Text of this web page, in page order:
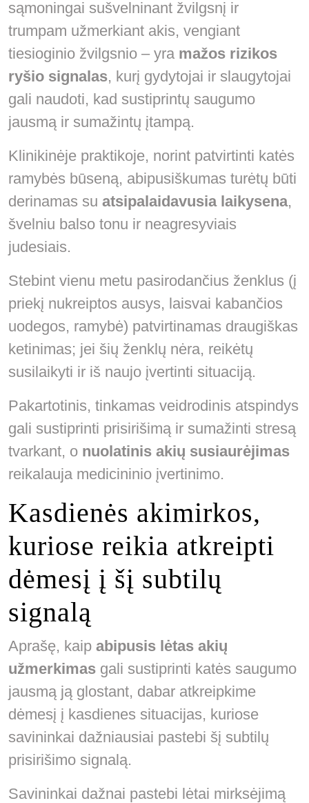
sąmoningai sušvelninant žvilgsnį ir
trumpam užmerkiant akis, vengiant
tiesioginio žvilgsnio – yra mažos rizikos
ryšio signalas, kurį gydytojai ir slaugytojai
gali naudoti, kad sustiprintų saugumo
jausmą ir sumažintų įtampą.
Klinikinėje praktikoje, norint patvirtinti katės
ramybės būseną, abipusiškumas turėtų būti
derinamas su atsipalaidavusia laikysena,
švelniu balso tonu ir neagresyviais
judesiais.
Stebint vienu metu pasirodančius ženklus (į
priekį nukreiptos ausys, laisvai kabančios
uodegos, ramybė) patvirtinamas draugiškas
ketinimas; jei šių ženklų nėra, reikėtų
susilaikyti ir iš naujo įvertinti situaciją.
Pakartotinis, tinkamas veidrodinis atspindys
gali sustiprinti prisirišimą ir sumažinti stresą
tvarkant, o nuolatinis akių susiaurėjimas
reikalauja medicininio įvertinimo.
Kasdienės akimirkos,
kuriose reikia atkreipti
dėmesį į šį subtilų
signalą
Aprašę, kaip abipusis lėtas akių
užmerkimas gali sustiprinti katės saugumo
jausmą ją glostant, dabar atkreipkime
dėmesį į kasdienes situacijas, kuriose
savininkai dažniausiai pastebi šį subtilų
prisirišimo signalą.
Savininkai dažnai pastebi lėtai mirksėjimą